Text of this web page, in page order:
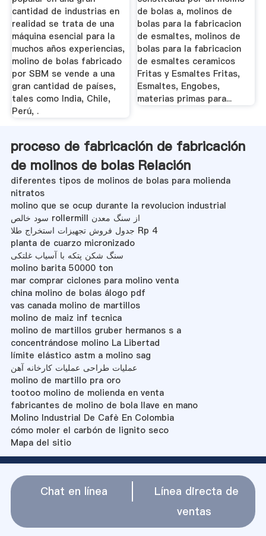
cantidad de industrias en
realidad se trata de una
máquina esencial para la
muchos años experiencias,
molino de bolas fabricado
por SBM se vende a una
gran cantidad de países,
tales como India, Chile,
Perú, .
de bolas a, molinos de
bolas para la fabricacion
de esmaltes, molinos de
bolas para la fabricacion
de esmaltes ceramicos
Fritas y Esmaltes Fritas,
Esmaltes, Engobes,
materias primas para...
proceso de fabricación de fabricación
de molinos de bolas Relación
diferentes tipos de molinos de bolas para molienda
nitratos
molino que se ocup durante la revolucion industrial
سود خالص rollermill از سنگ معدن
جدول فروش تجهیزات استخراج طلا Rp 4
planta de cuarzo micronizado
سنگ شکن پتکه با آسیاب غلتکی
molino barita 50000 ton
mar comprar ciclones para molino venta
china molino de bolas álogo pdf
vas canada molino de martillos
molino de maiz inf tecnica
molino de martillos gruber hermanos s a
concentrándose molino La Libertad
límite elástico astm a molino sag
عملیات طراحی عملیات کارخانه آهن
molino de martillo pra oro
tootoo molino de molienda en venta
fabricantes de molino de bola llave en mano
Molino Industrial De Cafè En Colombia
cómo moler el carbón de lignito seco
Mapa del sitio
Chat en línea
Línea directa de
ventas